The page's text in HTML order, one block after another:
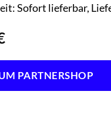
Sofort lieferbar,
PARTNERSHOP